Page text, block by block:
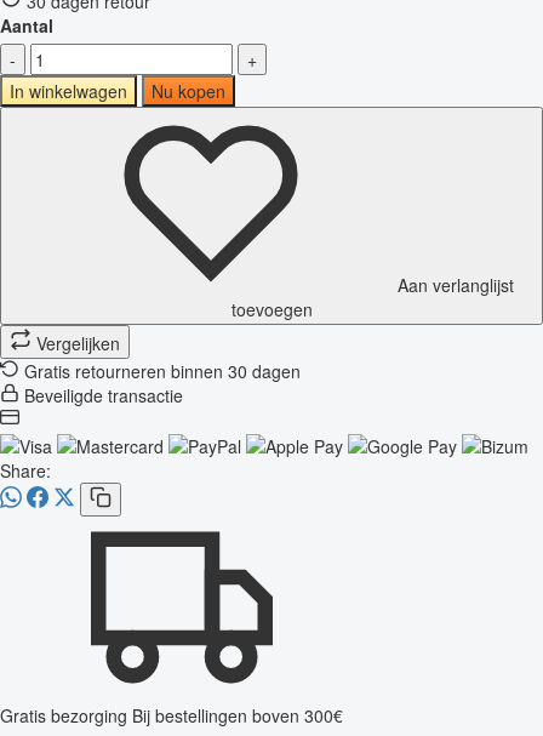
Aantal
-
+
In winkelwagen
Nu kopen
Aan verlanglijst
toevoegen
Vergelijken
Gratis retourneren binnen 30 dagen
Beveiligde transactie
Share:
Gratis bezorging Bij bestellingen boven 300€